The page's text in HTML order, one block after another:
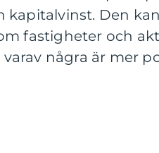
kapitalvinst. Den
fastigheter och
några är mer